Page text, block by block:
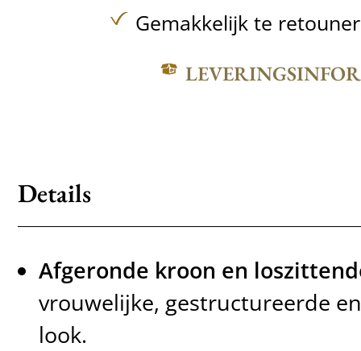
Gemakkelijk te
Details
Afgeronde kroon en
vrouwelijke, gestructureerde
look.